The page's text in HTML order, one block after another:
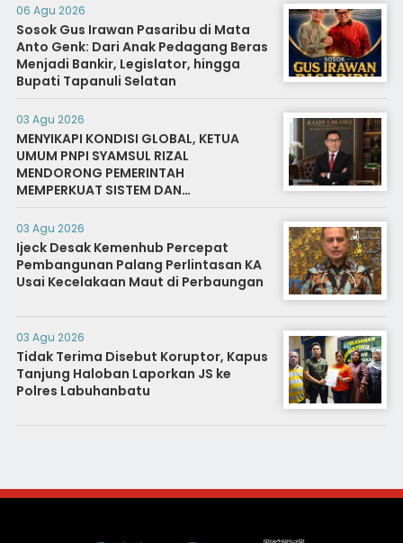
06 Agu 2026
Sosok Gus Irawan Pasaribu di Mata
Anto Genk: Dari Anak Pedagang Beras
Menjadi Bankir, Legislator, hingga
Bupati Tapanuli Selatan
03 Agu 2026
MENYIKAPI KONDISI GLOBAL, KETUA
UMUM PNPI SYAMSUL RIZAL
MENDORONG PEMERINTAH
MEMPERKUAT SISTEM DAN
INFRASTRUKTUR INTELIJEN NEGARA
03 Agu 2026
Ijeck Desak Kemenhub Percepat
Pembangunan Palang Perlintasan KA
Usai Kecelakaan Maut di Perbaungan
03 Agu 2026
Tidak Terima Disebut Koruptor, Kapus
Tanjung Haloban Laporkan JS ke
Polres Labuhanbatu